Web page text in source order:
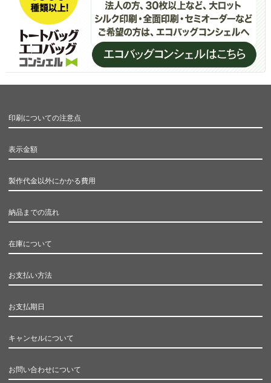
印刷についての注意点
表示金額
製作代金以外にかかる費用
納品までの流れ
在庫について
お支払い方法
お支払期日
キャンセルについて
お問い合わせについて